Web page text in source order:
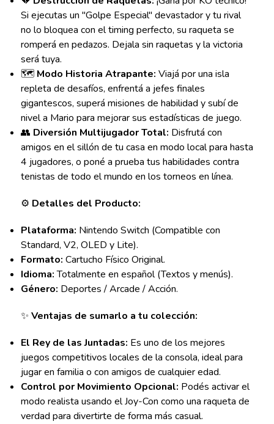
Si ejecutas un "Golpe Especial" devastador y tu rival
no lo bloquea con el timing perfecto, su raqueta se
romperá en pedazos. Dejala sin raquetas y la victoria
será tuya.
🗺️ Modo Historia Atrapante: Viajá por una isla
repleta de desafíos, enfrentá a jefes finales
gigantescos, superá misiones de habilidad y subí de
nivel a Mario para mejorar sus estadísticas de juego.
👥 Diversión Multijugador Total: Disfrutá con
amigos en el sillón de tu casa en modo local para hasta
4 jugadores, o poné a prueba tus habilidades contra
tenistas de todo el mundo en los torneos en línea.
⚙️ Detalles del Producto:
Plataforma: Nintendo Switch (Compatible con
Standard, V2, OLED y Lite).
Formato: Cartucho Físico Original.
Idioma:Totalmente en español (Textos y menús).
Género: Deportes / Arcade / Acción.
✨ Ventajas de sumarlo a tu colección:
El Rey de las Juntadas: Es uno de los mejores
juegos competitivos locales de la consola, ideal para
jugar en familia o con amigos de cualquier edad.
Control por Movimiento Opcional: Podés activar el
modo realista usando el Joy-Con como una raqueta de
verdad para divertirte de forma más casual.